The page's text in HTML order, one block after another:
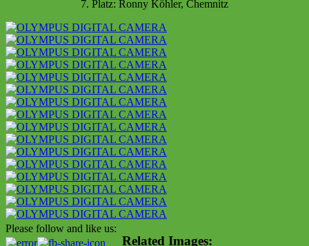
7. Platz: Ronny Köhler, Chemnitz
Please follow and like us:
Related Images: